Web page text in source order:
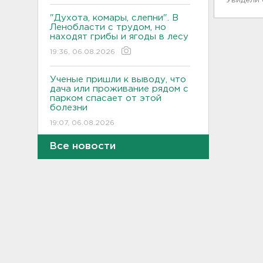
"Духота, комары, слепни". В
Ленобласти с трудом, но
находят грибы и ягоды в лесу
19:36, 06.08.2026
Ученые пришли к выводу, что
дача или проживание рядом с
парком спасает от этой
болезни
19:07, 06.08.2026
Для иностранных
абитуриентов хотят ввести
Все новости